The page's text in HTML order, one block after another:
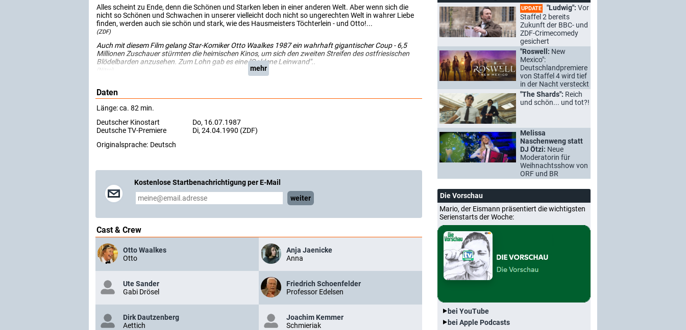
Alles scheint zu Ende, denn die Schönen und Starken leben in einer anderen Welt. Aber wenn sich die
nicht so Schönen und Schwachen in unserer vielleicht doch nicht so ungerechten Welt in wahrer Liebe
finden, werden auch sie schön und stark, wie des Hausmeisters Töchterlein - und Otto!...
(ZDF)
Auch mit diesem Film gelang Star-Komiker Otto Waalkes 1987 ein wahrhaft gigantischer Coup - 6,5
Millionen Zuschauer stürmten die heimischen Kinos, um sich den zweiten Streifen des ostfriesischen
Blödelbarden anzusehen. Zum Lohn gab es eine "Goldene Leinwand"..
(Nitro) mehr
Daten
Länge: ca. 82 min.
Deutscher Kinostart
Do, 16.07.1987
Deutsche TV-Premiere
Di, 24.04.1990 (ZDF)
Originalsprache: Deutsch
Kostenlose Startbenachrichtigung per E-Mail
weiter
Cast & Crew
Otto Waalkes
Otto
Anja Jaenicke
Anna
Ute Sander
Gabi Drösel
Friedrich Schoenfelder
Professor Edelsen
Dirk Dautzenberg
Aettich
Joachim Kemmer
Schmieriak
UPDATE "Ludwig": Vor
Staffel 2 bereits
Zukunft der BBC- und
ZDF-Crimecomedy
gesichert
"Roswell: New
Mexico":
Deutschlandpremiere
von Staffel 4 wird tief
in der Nacht versteckt
"The Shards": Reich
und schön... und tot?!
Melissa
Naschenweng statt
DJ Ötzi: Neue
Moderatorin für
Weihnachtsshow von
ORF und BR
Die Vorschau
Mario, der Eismann präsentiert die wichtigsten
Serienstarts der Woche:
bei YouTube
bei Apple Podcasts